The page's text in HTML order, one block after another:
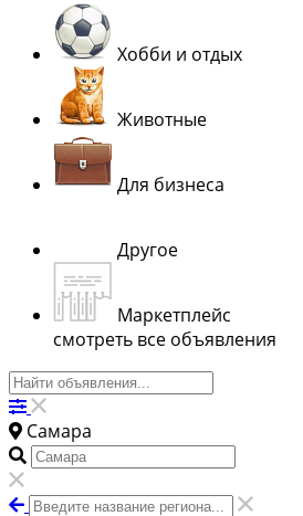
Хобби и отдых
Животные
Для бизнеса
Другое
Маркетплейс
смотреть все объявления
Самара